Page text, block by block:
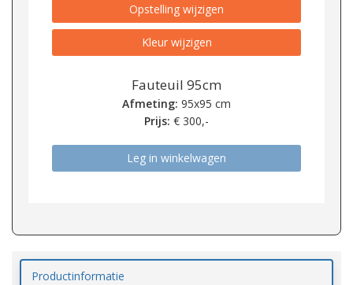
Opstelling wijzigen
Kleur wijzigen
Fauteuil 95cm
Afmeting: 95x95 cm
Prijs: € 300,-
Leg in winkelwagen
Productinformatie